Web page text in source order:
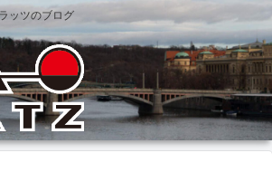
ッツのブログ